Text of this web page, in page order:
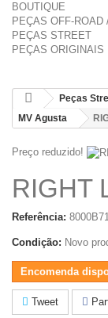
BOUTIQUE
PEÇAS OFF-ROAD
PEÇAS STREET
PEÇAS ORIGINAIS
Peças
MV Agusta
Preço reduzido!
RIGHT
Referência:
Condição: Novo
Encomenda
Tweet